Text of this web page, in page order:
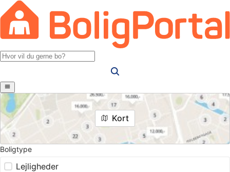
Kort
Boligtype
Lejligheder